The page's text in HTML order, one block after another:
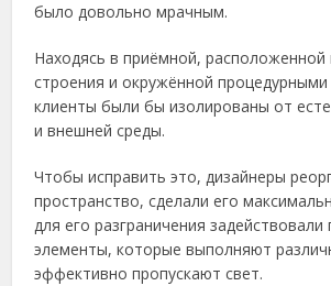
было довольно мрачным.
Находясь в приёмной, расположенной
строения и окружённой
клиенты были бы изолированы от
и внешней среды.
Чтобы исправить это, дизайнеры
пространство, сделали его
для его разграничения
элементы, которые выполняют
эффективно пропускают свет.